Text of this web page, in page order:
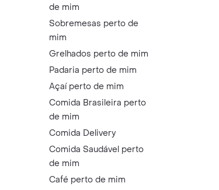
de mim
Sobremesas perto de
mim
Grelhados perto de mim
Padaria perto de mim
Açaí perto de mim
Comida Brasileira perto
de mim
Comida Delivery
Comida Saudável perto
de mim
Café perto de mim